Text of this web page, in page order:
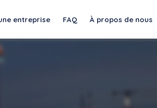
entreprise FAQ À propos de nous